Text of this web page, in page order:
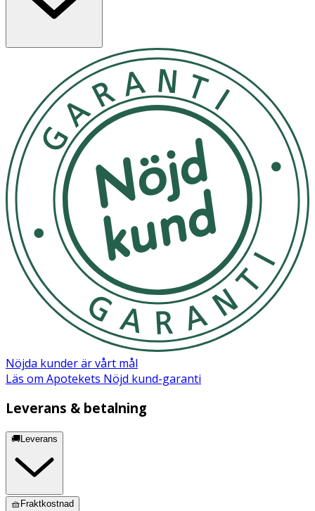
har en mild och behaglig doft, är pH-hudneutral och dess
till ett utmärkt val för daglig användning.
1. Ta en dusch och blöt din hud noggrant 2. Applicera
duschgelen på hela kroppen 3. Massera in duschgelen i
huden 4. Skölj noggrant bort resterna innan du torkar av
Förvaras i rumstemperatur.
OK för gravida och ammande:
Ja
Ingredienser:
Aqua, Sodium Laureth Sulfate, Cocamidopropyl Betaine,
Coco-Glucoside, Sodium Chloride, Sodium Hyaluronate,
Panthenol, Pantolactone, Sodium Ascorbyl Phosphate,
Tocopherol, Prunus Amygdalus Dulcis Oil, Vitis Vinifera
Seed Oil, Glycerin, Glycol Distearate, Citric Acid, Sodium
Benzoate, Benzoic Acid, Parfum, Hydrogenated Castor Oil
Nöjda kunder är vårt mål
Läs om Apotekets Nöjd kund-garanti
Leverans & betalning
🚚Leverans
🧺Fraktkostnad